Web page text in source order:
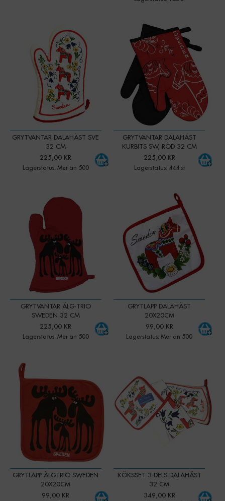
GRYTVANTAR DALAHÄST SVE
32 CM
225,00 KR
Lagerstatus: Mer än 500
+
GRYTVANTAR DALAHÄST
KURBITS SW, RÖD 32 CM
225,00 KR
Lagerstatus: 444 st
+
-
GRYTVANTAR ÄLG-TRIO
SWEDEN 32 CM
225,00 KR
Lagerstatus: Mer än 500
GRYTLAPP DALAHÄST
20X20CM
99,00 KR
Lagerstatus: Mer än 500
GRYTLAPP ÄLGTRIO SWEDEN
20X20CM
99,00 KR
Qty:
KÖKSSET 3-DELS DALAHÄST
32 CM
349,00 KR